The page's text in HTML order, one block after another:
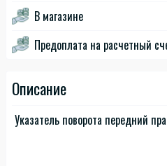
В магазине
Предоплата на расчетный
Описание
Указатель поворота передний